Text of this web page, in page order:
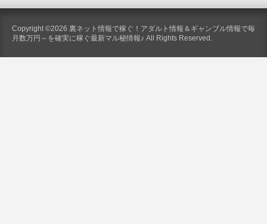
Copyright ©2026 裏ネット情報で稼ぐ！アダルト情報＆ギャンブル情報で毎
月数万円～を確実に稼ぐ最新マル秘情報♪ All Rights Reserved.